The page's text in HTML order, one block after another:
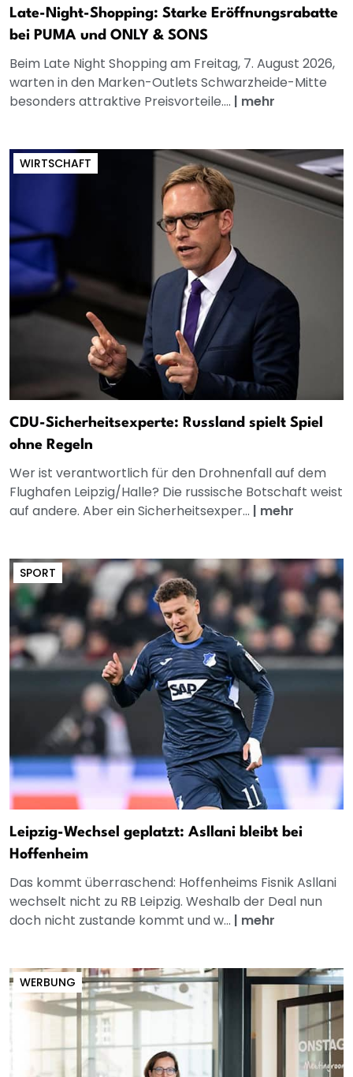
Late-Night-Shopping: Starke Eröffnungsrabatte
bei PUMA und ONLY & SONS
Beim Late Night Shopping am Freitag, 7. August 2026,
warten in den Marken-Outlets Schwarzheide-Mitte
besonders attraktive Preisvorteile.... | mehr
WIRTSCHAFT
CDU-Sicherheitsexperte: Russland spielt Spiel
ohne Regeln
Wer ist verantwortlich für den Drohnenfall auf dem
Flughafen Leipzig/Halle? Die russische Botschaft weist
auf andere. Aber ein Sicherheitsexper... | mehr
SPORT
Leipzig-Wechsel geplatzt: Asllani bleibt bei
Hoffenheim
Das kommt überraschend: Hoffenheims Fisnik Asllani
wechselt nicht zu RB Leipzig. Weshalb der Deal nun
doch nicht zustande kommt und w... | mehr
WERBUNG